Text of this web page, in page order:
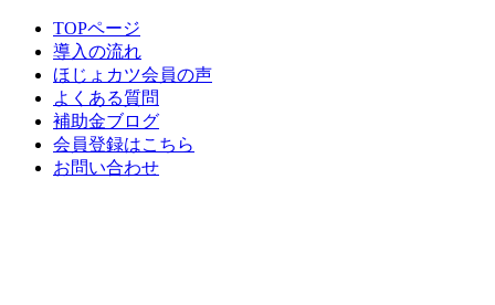
TOPページ
導入の流れ
ほじょカツ会員の声
よくある質問
補助金ブログ
会員登録はこちら
お問い合わせ